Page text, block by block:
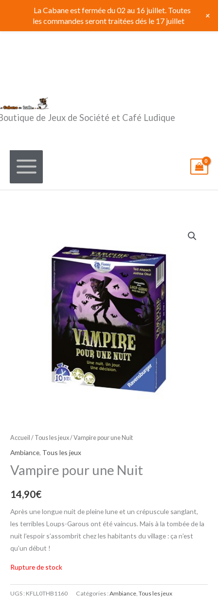
contenu
de Jeux de Société et Café Ludique
Accueil / Tous les jeux/ Vampire pour une Nuit
Ambiance, Tous les jeux
Vampire pour une Nuit
14,90€
Après une longue nuit de pleine lune et un crépuscule sanglant,
les terribles Loups-Garous ont été vaincus. Mais à la tombée de la
nuit l’espoir s’assombrit chez les habitants du village : ça n’est
qu’un début !
Rupture de stock
UGS : KFLL0THB1160 Catégories :Ambiance ,Tous les jeux
La Cabane est fermée du 02 au 16 juillet. Toutes
les commandes seront traitées dés le 17 juillet
+